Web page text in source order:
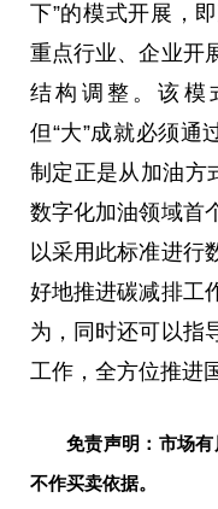
下”的模式开展，
重点行业、企业开
结构调整。该模
但“大”成就必须通
制定正是从加油方
数字化加油领域首
以采用此标准进行
好地推进碳减排工
为，同时还可以指
工作，全方位推进
免责声明：市场
不作买卖依据。